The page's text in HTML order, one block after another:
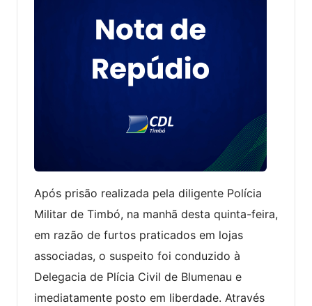
Após prisão realizada pela diligente Polícia
Militar de Timbó, na manhã desta quinta-feira,
em razão de furtos praticados em lojas
associadas, o suspeito foi conduzido à
Delegacia de Plícia Civil de Blumenau e
imediatamente posto em liberdade. Através